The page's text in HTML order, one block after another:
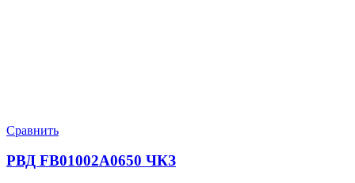
Сравнить
РВД FB01002A0650 ЧКЗ